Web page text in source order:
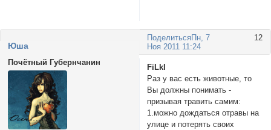
Поделиться 12
Пн, 7
Ноя 2011 11:24
Юша
Почётный Губернчанин
FiLkI
Раз у вас есть животные, то
Вы должны понимать -
призывая травить самим:
1.можно дождаться отравы на
улице и потерять своих